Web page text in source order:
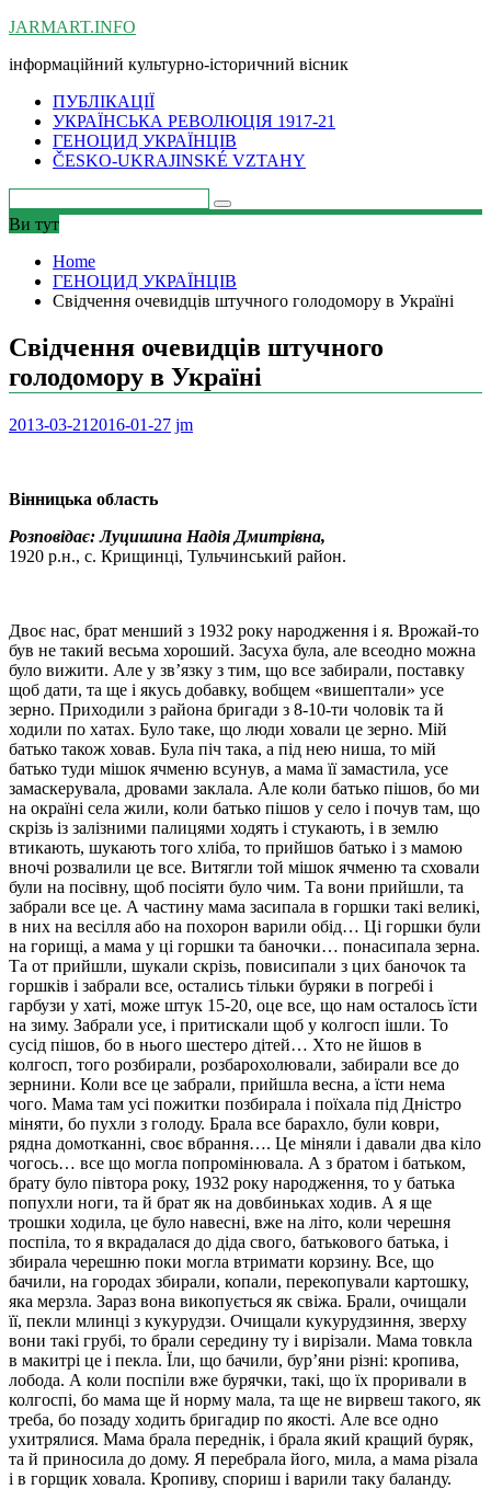
Skip
content
JARMART.INFO
інформаційний культурно-історичний вісник
ПУБЛІКАЦІЇ
УКРАЇНСЬКА РЕВОЛЮЦІЯ 1917-21
ГЕНОЦИД УКРАЇНЦІВ
ČESKO-UKRAJINSKÉ VZTAHY
Ви тут
Home
ГЕНОЦИД УКРАЇНЦІВ
Свідчення очевидців штучного голодомору в Україні
Свідчення очевидців штучного
голодомору в Україні
2013-03-21 2016-01-27 jm
Вінницька область
Розповідає: Луцишина Надія Дмитрівна,
1920 р.н., с. Крищинці, Тульчинський район.
Двоє нас, брат менший з 1932 року народження і я. Врожай-то
був не такий весьма хороший. Засуха була, але всеодно можна
було вижити. Але у зв’язку з тим, що все забирали, поставку
щоб дати, та ще і якусь добавку, вобщем «вишептали» усе
зерно. Приходили з района бригади з 8-10-ти чоловік та й
ходили по хатах. Було таке, що люди ховали це зерно. Мій
батько також ховав. Була піч така, а під нею ниша, то мій
батько туди мішок ячменю всунув, а мама її замастила, усе
замаскерувала, дровами заклала. Але коли батько пішов, бо ми
на окраїні села жили, коли батько пішов у село і почув там, що
скрізь із залізними палицями ходять і стукають, і в землю
втикають, шукають того хліба, то прийшов батько і з мамою
вночі розвалили це все. Витягли той мішок ячменю та сховали
були на посівну, щоб посіяти було чим. Та вони прийшли, та
забрали все це. А частину мама засипала в горшки такі великі,
в них на весілля або на похорон варили обід… Ці горшки були
на горищі, а мама у ці горшки та баночки… понасипала зерна.
Та от прийшли, шукали скрізь, повисипали з цих баночок та
горшків і забрали все, остались тільки буряки в погребі і
гарбузи у хаті, може штук 15-20, оце все, що нам осталось їсти
на зиму. Забрали усе, і притискали щоб у колгосп ішли. То
сусід пішов, бо в нього шестеро дітей… Хто не йшов в
колгосп, того розбирали, розбарохолювали, забирали все до
зернини. Коли все це забрали, прийшла весна, а їсти нема
чого. Мама там усі пожитки позбирала і поїхала під Дністро
міняти, бо пухли з голоду. Брала все барахло, були коври,
рядна домотканні, своє вбрання…. Це міняли і давали два кіло
чогось… все що могла попромінювала. А з братом і батьком,
брату було півтора року, 1932 року народження, то у батька
попухли ноги, та й брат як на довбиньках ходив. А я ще
трошки ходила, це було навесні, вже на літо, коли черешня
поспіла, то я вкрадалася до діда свого, батькового батька, і
збирала черешню поки могла втримати корзину. Все, що
бачили, на городах збирали, копали, перекопували картошку,
яка мерзла. Зараз вона викопується як свіжа. Брали, очищали
її, пекли млинці з кукурудзи. Очищали кукурудзиння, зверху
вони такі грубі, то брали середину ту і вирізали. Мама товкла
в макитрі це і пекла. Їли, що бачили, бур’яни різні: кропива,
лобода. А коли поспіли вже бурячки, такі, що їх проривали в
колгоспі, бо мама ще й норму мала, та ще не вирвеш такого, як
треба, бо позаду ходить бригадир по якості. Але все одно
ухитрялися. Мама брала переднік, і брала який кращий буряк,
та й приносила до дому. Я перебрала його, мила, а мама різала
і в горщик ховала. Кропиву, спориш і варили таку баланду.